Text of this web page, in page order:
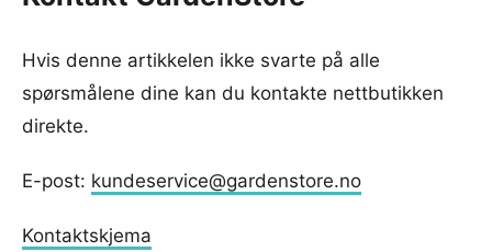
Hvis denne artikkelen ikke svarte på alle
spørsmålene dine kan du kontakte nettbutikken
direkte.
E-post: kundeservice@gardenstore.no
Kontaktskjema